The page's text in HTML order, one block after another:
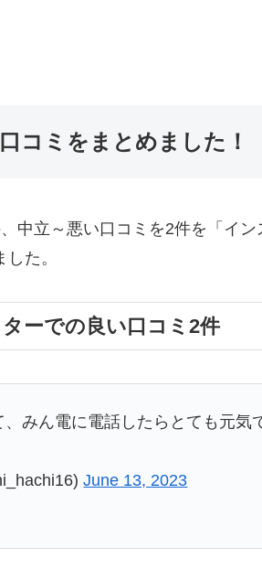
コミをまとめました！
中立～悪い口コミを2件を「イ
た。
ーでの良い口コミ2件
みん電に電話したらとても元気
June 13, 2023